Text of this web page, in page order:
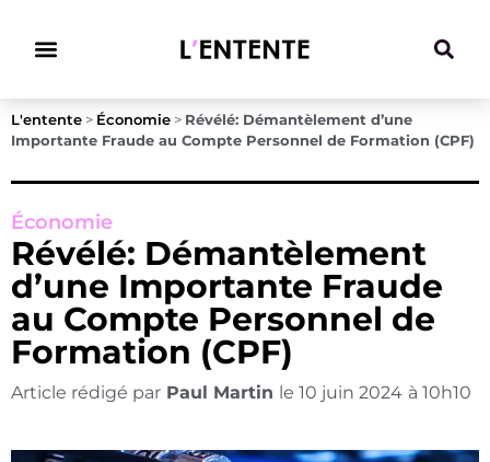
L'entente > Économie > Révélé: Démantèlement d’une
Importante Fraude au Compte Personnel de Formation (CPF)
Économie
Révélé: Démantèlement
d’une Importante Fraude
au Compte Personnel de
Formation (CPF)
Article rédigé par Paul Martin le 10 juin 2024 à 10h10